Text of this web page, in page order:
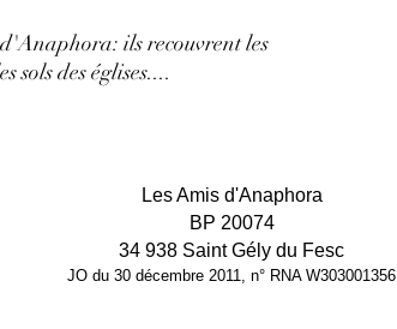
ils recouvrent les
sols des églises....
Les Amis d'Anaphora
BP 20074
34 938 Saint Gély du Fesc
JO du 30 décembre 2011, n° RNA W303001356